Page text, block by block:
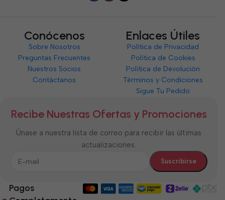
Conócenos
Sobre Nosotros
Preguntas Frecuentes
Nuestros Socios
Contáctanos
Enlaces Útiles
Política de Privacidad
Política de Cookies
Política de Devolución
Términos y Condiciones
Sigue Tu Pedido
Recibe Nuestras Ofertas y Promociones
Únase a nuestra lista de correo para recibir las últimas
actualizaciones.
Pagos